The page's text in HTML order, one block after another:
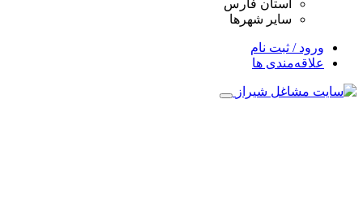
استان فارس
سایر شهرها
ورود / ثبت نام
علاقه‌مندی ها